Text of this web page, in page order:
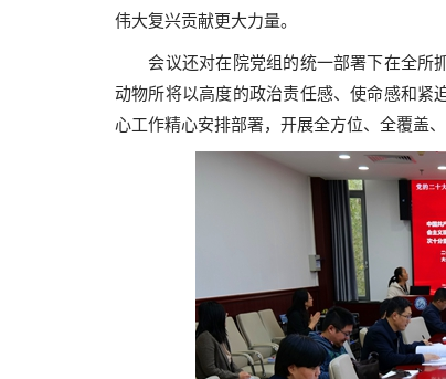
伟大复兴贡献更大力量。
会议还对在院党组的统一部署下在全所抓
动物所将以高度的政治责任感、使命感和紧
心工作精心安排部署，开展全方位、全覆盖